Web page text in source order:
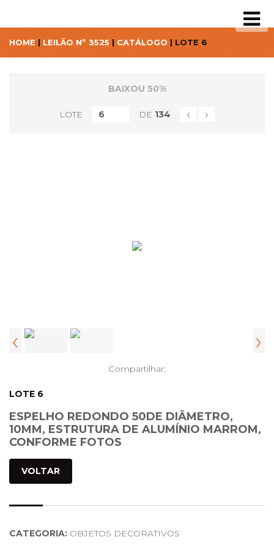
HOME | LEILÃO Nº 3525 | CATÁLOGO | LOTE 6
BAIXOU 50%
LOTE DE 134 ‹ ›
‹ ›
Compartilhar:
LOTE 6
ESPELHO REDONDO 50DE DIÂMETRO,
10MM, ESTRUTURA DE ALUMÍNIO MARROM,
CONFORME FOTOS
VOLTAR
CATEGORIA: OBJETOS DECORATIVOS